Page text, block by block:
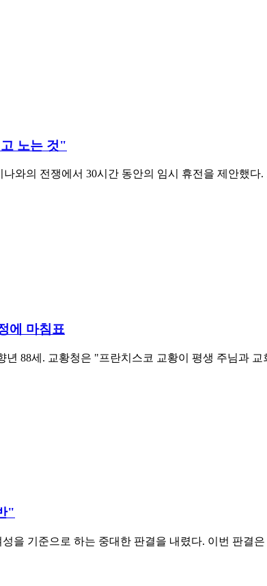
노는 것"
와의 전쟁에서 30시간 동안의 임시 휴전을 제안했
에 마침표
년 88세. 교황청은 "프란치스코 교황이 평생 주님과
"
을 기준으로 하는 중대한 판결을 내렸다. 이번 판결